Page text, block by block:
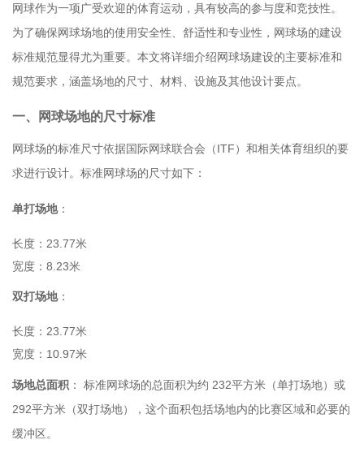
网球作为一项广受欢迎的体育运动，具有较高的参与度和竞技性。
为了确保网球场地的使用安全性、舒适性和专业性，网球场的建设
标准规范显得尤为重要。本文将详细介绍网球场建设的主要标准和
规范要求，涵盖场地的尺寸、材料、设施及其他设计要点。
一、网球场地的尺寸标准
网球场的标准尺寸依据国际网球联合会（ITF）和相关体育组织的要
求进行设计。标准网球场的尺寸如下：
单打场地：
长度：23.77米
宽度：8.23米
双打场地：
长度：23.77米
宽度：10.97米
场地总面积 ： 标准网球场的总面积为约 232平方米（单打场地）或
292平方米（双打场地），这个面积包括场地内的比赛区域和必要的
缓冲区。